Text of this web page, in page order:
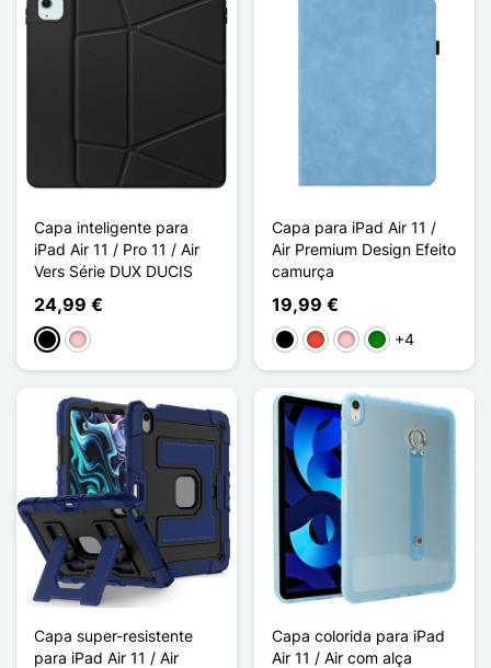
Capa inteligente para
iPad Air 11 / Pro 11 / Air
Vers Série DUX DUCIS
24,99 €
PretoRosa
Capa para iPad Air 11 /
Air Premium Design Efeito
camurça
19,99 €
PretoVermelho
RosaVerde
+4
Capa super-resistente
para iPad Air 11 / Air
Capa colorida para iPad
Air 11 / Air com alça